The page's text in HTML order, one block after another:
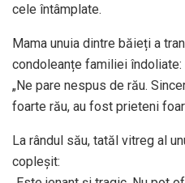
cele întâmplate.
Mama unuia dintre băieți a
condoleanțe familiei îndoliate:
„Ne pare nespus de rău.
foarte rău, au fost prieteni
La rândul său, tatăl vitreg al
copleșit: